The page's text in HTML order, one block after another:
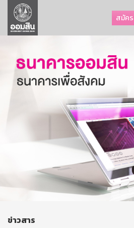
สมัค
ลูกค้าธุรกิจ
ลูกค้าผู้ประกอบรายย่อย
ออมเพื่อสุข
เกี่ยวกับธนาคาร
การพัฒนาที่ยั่งยืน
บริการทางการเงิน
ติดต่อเรา
บริการออนไลน์
ข่าวสาร